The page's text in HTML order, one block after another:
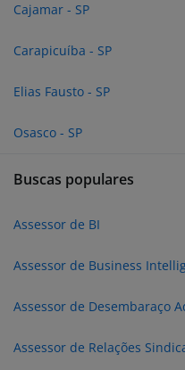
Cajamar - SP
Carapicuíba - SP
Elias Fausto - SP
Osasco - SP
Buscas populares
Assessor de BI
Assessor de Business
Assessor de Desembaraço
Assessor de Relações